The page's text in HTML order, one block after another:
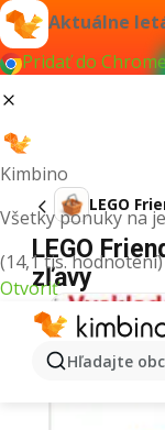
Aktuálne
Pridať do
Kimbino
Všetky ponuky na
(14,1 tis. hodnotení)
Otvoriť
Hľadajte
LEGO
LEGO
zľavy